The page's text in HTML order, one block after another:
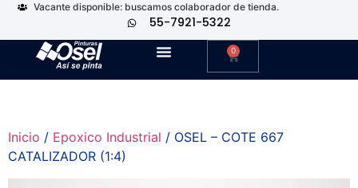
Vacante disponible: buscamos colaborador de tienda.
55-7921-5322
0
Inicio / Epoxico Industrial / OSEL – COTE 667
CATALIZADOR (1:4)